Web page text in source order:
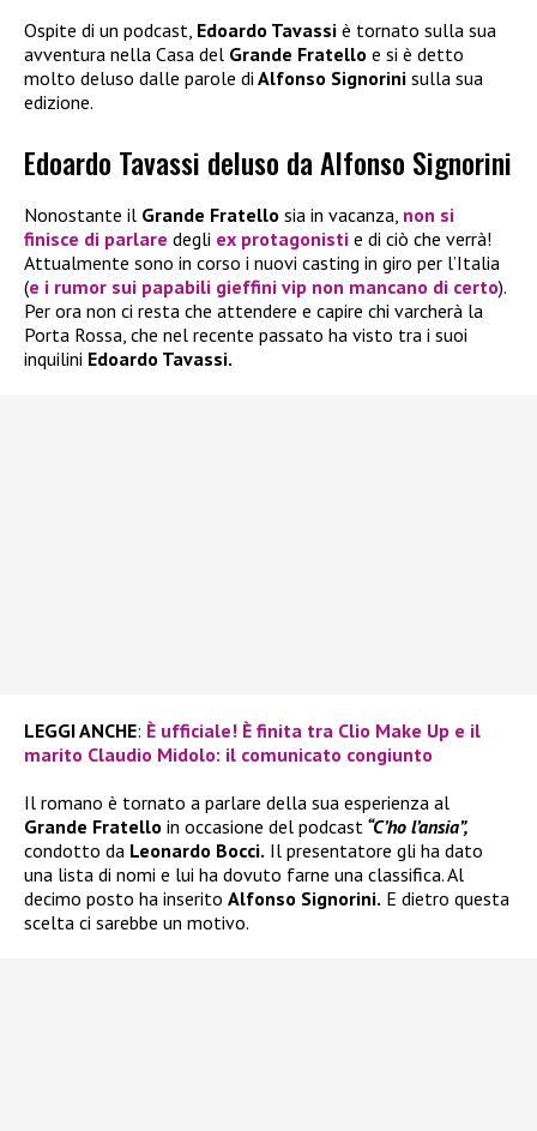
Ospite di un podcast, Edoardo Tavassi è tornato sulla sua
avventura nella Casa del Grande Fratello e si è detto
molto deluso dalle parole di Alfonso Signorini sulla sua
edizione.
Edoardo Tavassi deluso da Alfonso Signorini
Nonostante il Grande Fratello sia in vacanza, non si
finisce di parlare degli ex protagonisti e di ciò che verrà!
Attualmente sono in corso i nuovi casting in giro per l’Italia
(e i rumor sui papabili gieffini vip non mancano di certo).
Per ora non ci resta che attendere e capire chi varcherà la
Porta Rossa, che nel recente passato ha visto tra i suoi
inquilini Edoardo Tavassi.
LEGGI ANCHE: È ufficiale! È finita tra Clio Make Up e il
marito Claudio Midolo: il comunicato congiunto
Il romano è tornato a parlare della sua esperienza al
Grande Fratello in occasione del podcast “C’ho l’ansia”,
condotto da Leonardo Bocci. Il presentatore gli ha dato
una lista di nomi e lui ha dovuto farne una classifica. Al
decimo posto ha inserito Alfonso Signorini. E dietro questa
scelta ci sarebbe un motivo.